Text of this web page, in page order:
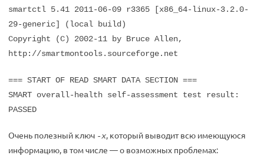
smartctl 5.41 2011-06-09 r3365 [x86_64-linux-3.2.0-
29-generic] (local build)
Copyright (C) 2002-11 by Bruce Allen,
http://smartmontools.sourceforge.net
=== START OF READ SMART DATA SECTION ===
SMART overall-health self-assessment test result:
PASSED
Очень полезный ключ -x, который выводит всю имеющуюся
информацию, в том числе — о возможных проблемах: